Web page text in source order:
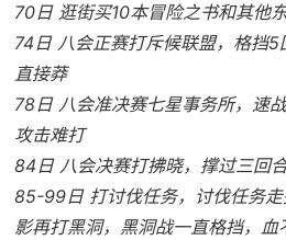
70日 逛街买10本冒险之书和其他
74日 八会正赛打斥候联盟，格挡
直接莽
78日 八会准决赛七星事务所，速
攻击难打
84日 八会决赛打拂晓，撑过三回
85-99日 打讨伐任务，讨伐任务
影再打黑洞，黑洞战一直格挡，血